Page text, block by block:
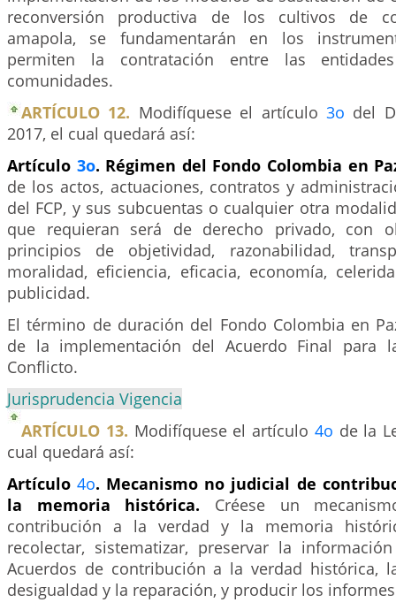
reconversión productiva de los cultivos de
amapola, se fundamentarán en los
permiten la contratación entre las
comunidades.
ARTÍCULO 12. Modifíquese el artículo3o del
2017, el cual quedará así:
Artículo 3o. Régimen del Fondo Colombia en
de los actos, actuaciones, contratos y
del FCP, y sus subcuentas o cualquier otra
que requieran será de derecho privado, con
principios de objetividad, razonabilidad,
moralidad, eficiencia, eficacia, economía,
publicidad.
El término de duración del Fondo Colombia en
de la implementación del Acuerdo Final para
Conflicto.
Jurisprudencia Vigencia
ARTÍCULO 13. Modifíquese el artículo 4o de la
cual quedará así:
Artículo4o. Mecanismo no judicial de
la memoria histórica. Créese un
contribución a la verdad y la memoria
recolectar, sistematizar, preservar la
Acuerdos de contribución a la verdad histórica,
desigualdad y la reparación, y producir los